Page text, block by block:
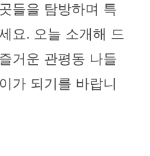
들을 탐방하며 특
요. 오늘 소개해 드
거운 관평동 나들
가 되기를 바랍니